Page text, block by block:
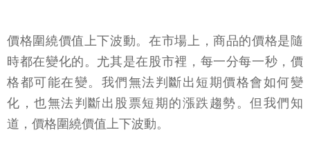
價格圍繞價值上下波動。在市場上，商品的價格是隨
時都在變化的。尤其是在股市裡，每一分每一秒，價
格都可能在變。我們無法判斷出短期價格會如何變
化，也無法判斷出股票短期的漲跌趨勢。但我們知
道，價格圍繞價值上下波動。